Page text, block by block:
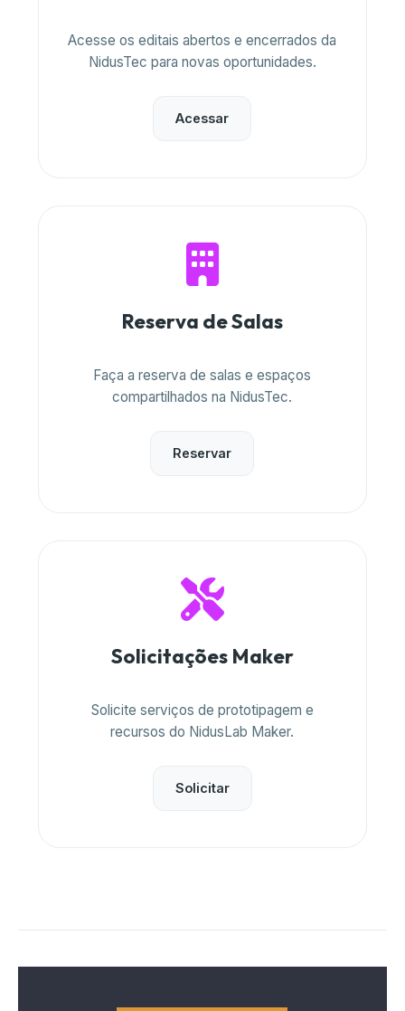
Acesse os editais abertos e encerrados da
NidusTec para novas oportunidades.
Acessar
Reserva de Salas
Faça a reserva de salas e espaços
compartilhados na NidusTec.
Reservar
Solicitações Maker
Solicite serviços de prototipagem e
recursos do NidusLab Maker.
Solicitar